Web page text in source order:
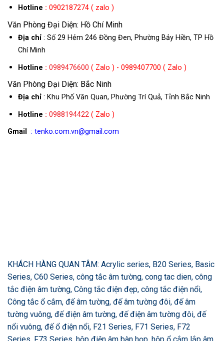
Hotline : 0902187274 ( zalo )
Văn Phòng Đại Diện: Hồ Chí Minh
Địa chỉ: Số 29 Hẻm 246 Đồng Đen, Phường Bảy Hiền, TP Hồ
Chí Minh
Hotline : 0989476600 ( Zalo ) - 0989407700 ( Zalo )
Văn Phòng Đại Diện: Bắc Ninh
Địa chỉ: Khu Phố Văn Quan, Phường Trí Quả, Tỉnh Bắc Ninh
Hotline : 0988194422( Zalo )
Gmail : tenko.com.vn@gmail.com
KHÁCH HÀNG QUAN TÂM: Acrylic series, B20 Series, Basic
Series, C60 Series, công tắc âm tường, cong tac dien, công
tắc điện âm tường, Công tắc điện đẹp, công tắc điện nổi,
Công tắc ổ cắm, đế âm tường, đế âm tường đôi, đế âm
tường vuông, đế điện âm tường, đế điện âm tường đôi, đế
nổi vuông, đế ổ điện nổi, F21 Series, F71 Series, F72